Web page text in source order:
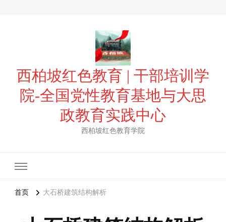
西柏坡红色教育 | 干部培训学
院-全国党性教育基地与大思
政教育实践中心
西柏坡红色教育学院
首页 大石桥建筑结构解析